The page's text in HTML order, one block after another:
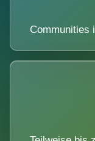
Communities